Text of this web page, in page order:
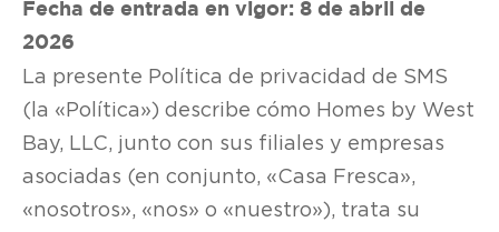
Fecha de entrada en vigor: 8 de abril de
2026
La presente Política de privacidad de SMS
(la «Política») describe cómo Homes by West
Bay, LLC, junto con sus filiales y empresas
asociadas (en conjunto, «Casa Fresca»,
«nosotros», «nos» o «nuestro»), trata su